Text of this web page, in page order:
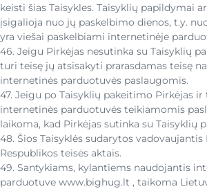
keisti šias Taisykles. Taisyklių papildymai
įsigalioja nuo jų paskelbimo dienos, t.y.
yra viešai paskelbiami internetinėje
46. Jeigu Pirkėjas nesutinka su Taisyklių
turi teisę jų atsisakyti prarasdamas teisę
internetinės parduotuvės paslaugomis.
47. Jeigu po Taisyklių pakeitimo Pirkėjas
internetinės parduotuvės teikiamomis
laikoma, kad Pirkėjas sutinka su Taisyklių
48. Šios Taisyklės sudarytos vadovaujantis
Respublikos teisės aktais.
49. Santykiams, kylantiems naudojantis
parduotuve www.bighug.lt , taikoma